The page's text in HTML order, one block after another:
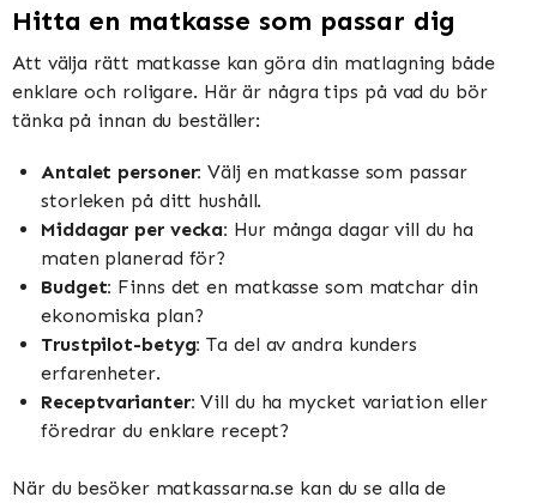
Hitta en matkasse som passar dig
Att välja rätt matkasse kan göra din matlagning både
enklare och roligare. Här är några tips på vad du bör
tänka på innan du beställer:
Antalet personer: Välj en matkasse som passar
storleken på ditt hushåll.
Middagar per vecka: Hur många dagar vill du ha
maten planerad för?
Budget: Finns det en matkasse som matchar din
ekonomiska plan?
Trustpilot-betyg: Ta del av andra kunders
erfarenheter.
Receptvarianter: Vill du ha mycket variation eller
föredrar du enklare recept?
När du besöker matkassarna.se kan du se alla de